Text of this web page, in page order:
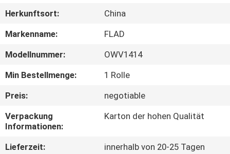
PRODUKTE
ÜBER
WERKSBESICHTIGUNG
QUALITÄTSKONTROLLE
Herkunftsort:
China
Markenname:
FLAD
Modellnummer:
OWV1414
Min Bestellmenge:
1 Rolle
Preis:
negotiable
Verpackung
Informationen:
Karton der hohen Qualität
Lieferzeit:
innerhalb von 20-25 Tagen